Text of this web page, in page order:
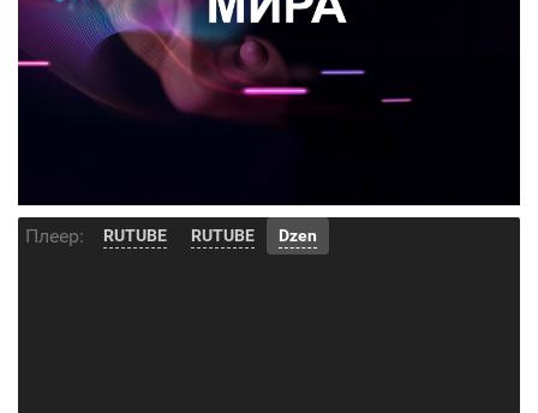
Плеер: RUTUBE RUTUBE Dzen